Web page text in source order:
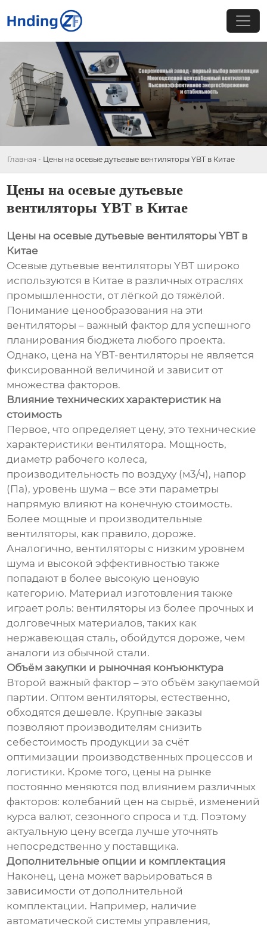
Главная - Цены на осевые дутьевые вентиляторы YBT в Китае
Цены на осевые дутьевые
вентиляторы YBT в Китае
Цены на осевые дутьевые вентиляторы YBT в
Китае
Осевые дутьевые вентиляторы YBT широко
используются в Китае в различных отраслях
промышленности, от лёгкой до тяжёлой.
Понимание ценообразования на эти
вентиляторы – важный фактор для успешного
планирования бюджета любого проекта.
Однако, цена на YBT-вентиляторы не является
фиксированной величиной и зависит от
множества факторов.
Влияние технических характеристик на
стоимость
Первое, что определяет цену, это технические
характеристики вентилятора. Мощность,
диаметр рабочего колеса,
производительность по воздуху (м3/ч), напор
(Па), уровень шума – все эти параметры
напрямую влияют на конечную стоимость.
Более мощные и производительные
вентиляторы, как правило, дороже.
Аналогично, вентиляторы с низким уровнем
шума и высокой эффективностью также
попадают в более высокую ценовую
категорию. Материал изготовления также
играет роль: вентиляторы из более прочных и
долговечных материалов, таких как
нержавеющая сталь, обойдутся дороже, чем
аналоги из обычной стали.
Объём закупки и рыночная конъюнктура
Второй важный фактор – это объём закупаемой
партии. Оптом вентиляторы, естественно,
обходятся дешевле. Крупные заказы
позволяют производителям снизить
себестоимость продукции за счёт
оптимизации производственных процессов и
логистики. Кроме того, цены на рынке
постоянно меняются под влиянием различных
факторов: колебаний цен на сырьё, изменений
курса валют, сезонного спроса и т.д. Поэтому
актуальную цену всегда лучше уточнять
непосредственно у поставщика.
Дополнительные опции и комплектация
Наконец, цена может варьироваться в
зависимости от дополнительной
комплектации. Например, наличие
автоматической системы управления,